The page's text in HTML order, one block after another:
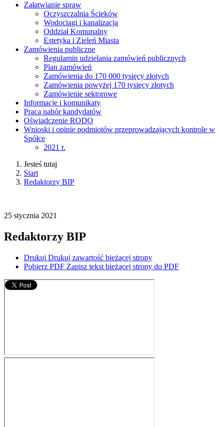
Załatwianie spraw
Oczyszczalnia Ścieków
Wodociągi i kanalizacja
Oddział Komunalny
Estetyka i Zieleń Miasta
Zamówienia publiczne
Regulamin udzielania zamówień publicznych
Plan zamówień
Zamówienia do 170 000 tysięcy złotych
Zamówienia powyżej 170 tysięcy złotych
Zamówienie sektorowe
Informacje i komunikaty
Praca nabór kandydatów
Oświadczenie RODO
Wnioski i opinie podmiotów przeprowadzających kontrole w
Spółce
2021 r.
Jesteś tutaj
Start
Redaktorzy BIP
25 stycznia 2021
Redaktorzy BIP
Drukuj Drukuj zawartość bieżącej strony
Pobierz PDF Zapisz tekst bieżącej strony do PDF